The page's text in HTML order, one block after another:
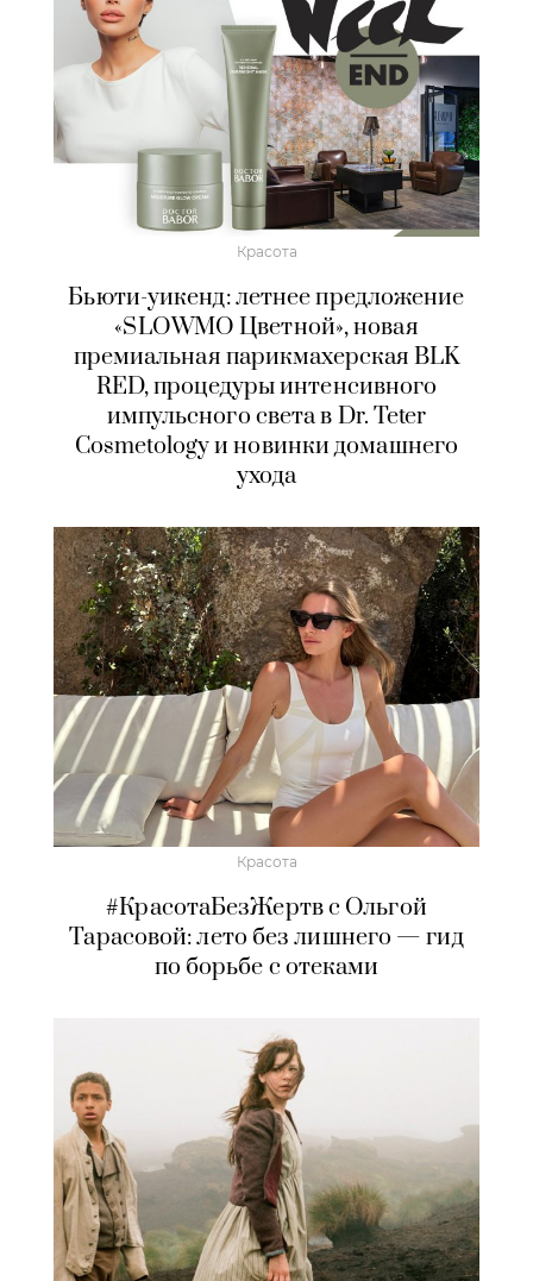
Красота
Бьюти-уикенд: летнее предложение
«SLOWMO Цветной», новая
премиальная парикмахерская BLK
RED, процедуры интенсивного
импульсного света в Dr. Teter
Cosmetology и новинки домашнего
ухода
Красота
#КрасотаБезЖертв с Ольгой
Тарасовой: лето без лишнего — гид
по борьбе с отеками